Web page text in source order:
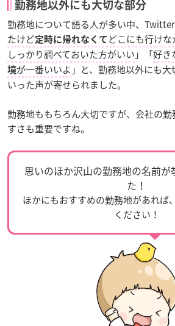
勤務地以外にも大切な部分
勤務地について語る人が多い中、
たけど定時に帰れなくて どこにも行けな
しっかり調べておいた方がいい 」「好き
境が一番いいよ 」と、勤務地以外にも
いった声が寄せられました。
勤務地ももちろん大切ですが、会社の
すさも重要ですね。
思いのほか沢山の勤務地の名前が
た！
ほかにもおすすめの勤務地があれば
ください！